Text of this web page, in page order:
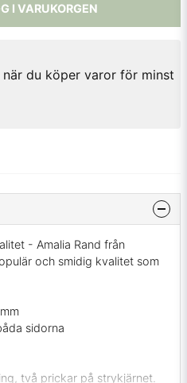
I VARUKORGEN
du köper varor för minst
- Amalia Rand från
och smidig kvalitet som
sidorna
två prickar på strykjärnet.